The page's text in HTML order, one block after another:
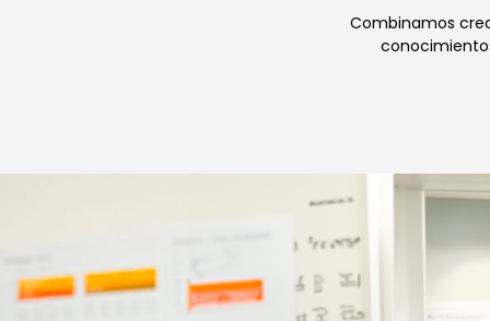
Combinamos